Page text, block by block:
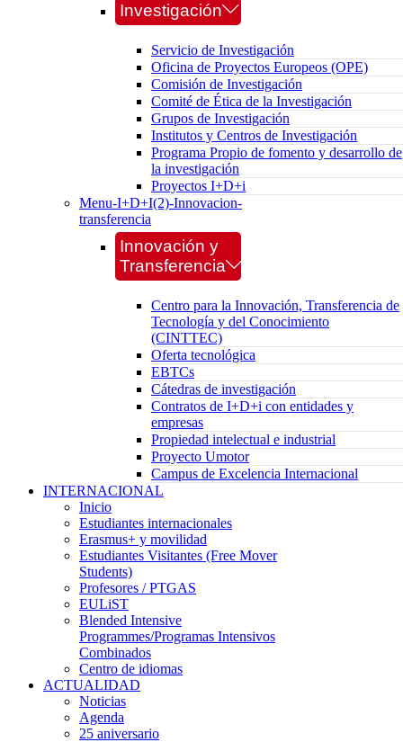
Investigación
Servicio de Investigación
Oficina de Proyectos Europeos (OPE)
Comisión de Investigación
Comité de Ética de la Investigación
Grupos de Investigación
Institutos y Centros de Investigación
Programa Propio de fomento y desarrollo de
la investigación
Proyectos I+D+i
Menu-I+D+I(2)-Innovacion-
transferencia
Innovación y
Transferencia
Centro para la Innovación, Transferencia de
Tecnología y del Conocimiento
(CINTTEC)
Oferta tecnológica
EBTCs
Cátedras de investigación
Contratos de I+D+i con entidades y
empresas
Propiedad intelectual e industrial
Proyecto Umotor
Campus de Excelencia Internacional
INTERNACIONAL
Inicio
Estudiantes internacionales
Erasmus+ y movilidad
Estudiantes Visitantes (Free Mover
Students)
Profesores / PTGAS
EULiST
Blended Intensive
Programmes/Programas Intensivos
Combinados
Centro de idiomas
ACTUALIDAD
Noticias
Agenda
25 aniversario